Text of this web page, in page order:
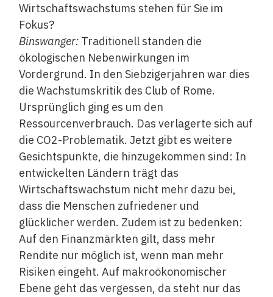
Wirtschaftswachstums stehen für Sie im
Fokus?
Binswanger:Traditionell standen die
ökologischen Nebenwirkungen im
Vordergrund. In den Siebzigerjahren war dies
die Wachstumskritik des Club of Rome.
Ursprünglich ging es um den
Ressourcenverbrauch. Das verlagerte sich auf
die CO2-Problematik. Jetzt gibt es weitere
Gesichtspunkte, die hinzugekommen sind: In
entwickelten Ländern trägt das
Wirtschaftswachstum nicht mehr dazu bei,
dass die Menschen zufriedener und
glücklicher werden. Zudem ist zu bedenken:
Auf den Finanzmärkten gilt, dass mehr
Rendite nur möglich ist, wenn man mehr
Risiken eingeht. Auf makroökonomischer
Ebene geht das vergessen, da steht nur das